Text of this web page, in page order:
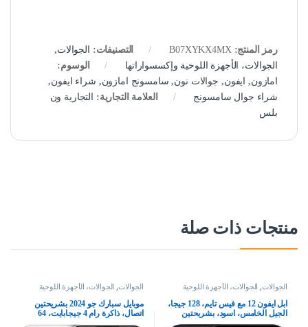
رمز المنتج: B07XYKX4MX التصنيفات: الجوالات,
الجوالات، الأجهزة اللوحية وإكسسواراتها
الوسوم:
امازون, ايفون, جوالات نون, سامسونج امازون, شراء ايفون,
شراء جوال سامسونج
العلامة التجارية: التجارية ون
بلس
منتجات ذات صلة
الجوالات الجوالات، الأجهزة اللوحية
وإكسسواراتها
ابل ايفون 12 مع فيس تايم، 128 جيجا،
الجيل الخامس، اسود، بشريحتين
الجوالات الجوالات، الأجهزة اللوحية
وإكسسواراتها
موبايل سبارك جو 2024 بشريحتين
اتصال، ذاكرة رام 4 جيجابايت، 64
جيجابايت، شبكة الجيل الرابع 4G –